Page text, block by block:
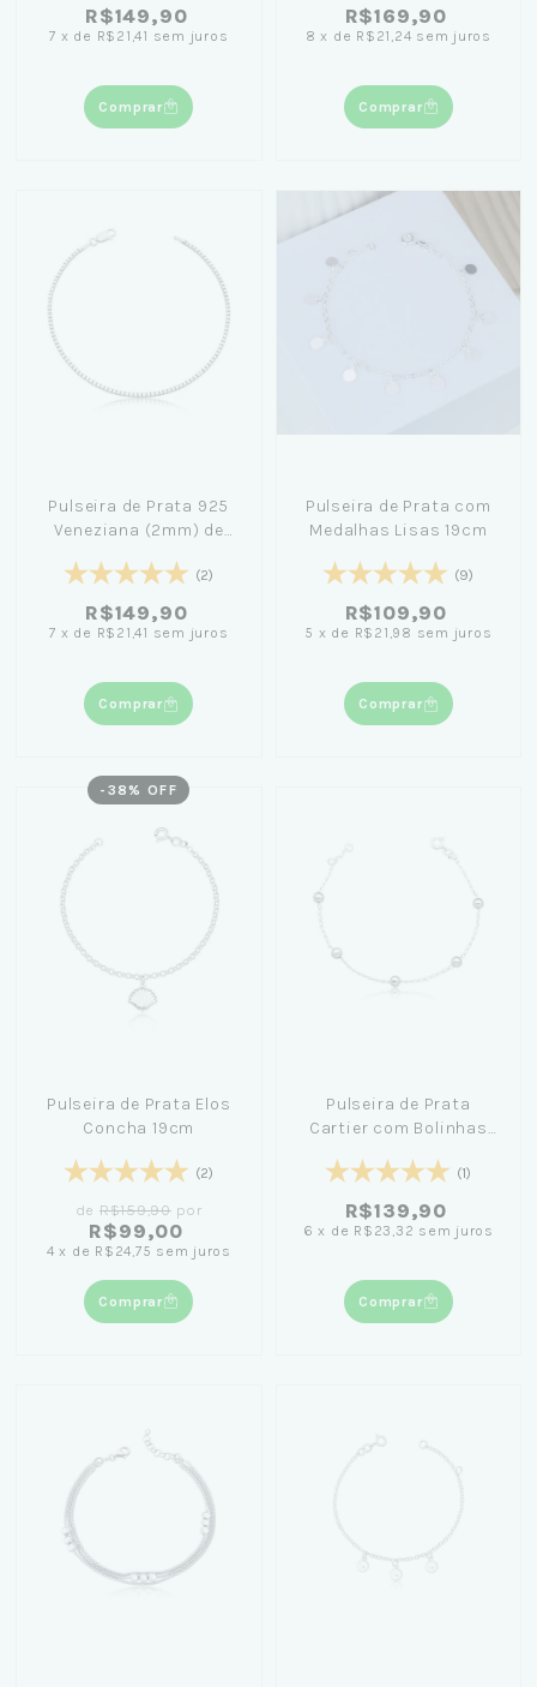
R$149,90
7 x de R$21,41 sem juros
Comprar
R$169,90
8 x de R$21,24 sem juros
Comprar
Pulseira de Prata 925
Veneziana (2mm) de
(2)
R$149,90
7 x de R$21,41 sem juros
Comprar
Pulseira de Prata com
Medalhas Lisas 19cm
(9)
R$109,90
5 x de R$21,98 sem juros
Comprar
- 38 % OFF
Pulseira de Prata Elos
Concha 19cm
(2)
de R$159,90por
R$99,00
4 x de R$24,75 sem juros
Comprar
Pulseira de Prata
Cartier com Bolinhas
(1)
R$139,90
6 x de R$23,32 sem juros
Comprar